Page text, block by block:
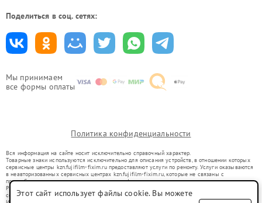
Мы принимаем
все формы оплаты
Поделиться в соц. сетях:
Политика конфиденциальности
Вся информация на сайте носит исключительно справочный характер.
Товарные знаки используются исключительно для описания устройств, в отношении которых
сервисные центры kzn.fujifilm-fixim.ru предоставляют услуги по ремонту. Услуги оказываются
в неавторизованных сервисных центрах kzn.fujifilm-fixim.ru, которые не связаны с
правообладателями товарных знаков или их официальными представителями.
Ремонт осуществляется для устройств, уже введенных в гражданский оборот в соответствии
со статьей 1487 ГК РФ.
Этот сайт использует файлы cookie. Вы можете